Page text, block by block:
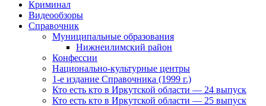
Криминал
Видеообзоры
Справочник
Муниципальные образования
Нижнеилимский район
Конфессии
Национально-культурные центры
1-е издание Справочника (1999 г.)
Кто есть кто в Иркутской области — 24 выпуск
Кто есть кто в Иркутской области — 25 выпуск